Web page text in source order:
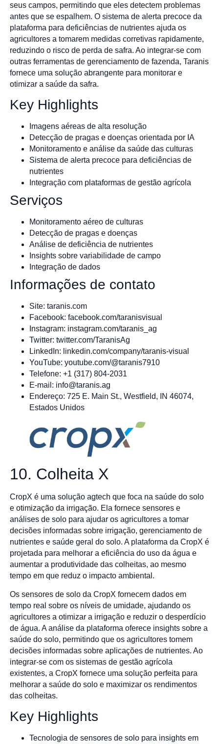
seus campos, permitindo que eles detectem problemas
antes que se espalhem. O sistema de alerta precoce da
plataforma para deficiências de nutrientes ajuda os
agricultores a tomarem medidas corretivas rapidamente,
reduzindo o risco de perda de safra. Ao integrar-se com
outras ferramentas de gerenciamento de fazenda, Taranis
fornece uma solução abrangente para monitorar e
otimizar a saúde da safra.
Key Highlights
Imagens aéreas de alta resolução
Detecção de pragas e doenças orientada por IA
Monitoramento e análise da saúde das culturas
Sistema de alerta precoce para deficiências de
nutrientes
Integração com plataformas de gestão agrícola
Serviços
Monitoramento aéreo de culturas
Detecção de pragas e doenças
Análise de deficiência de nutrientes
Insights sobre variabilidade de campo
Integração de dados
Informações de contato
Site: taranis.com
Facebook: facebook.com/taranisvisual
Instagram: instagram.com/taranis_ag
Twitter: twitter.com/TaranisAg
LinkedIn: linkedin.com/company/taranis-visual
YouTube: youtube.com/@taranis7910
Telefone: +1 (317) 804-2031
E-mail: info@taranis.ag
Endereço: 725 E. Main St., Westfield, IN 46074,
Estados Unidos
10. Colheita X
CropX é uma solução agtech que foca na saúde do solo
e otimização da irrigação. Ela fornece sensores e
análises de solo para ajudar os agricultores a tomar
decisões informadas sobre irrigação, gerenciamento de
nutrientes e saúde geral do solo. A plataforma da CropX é
projetada para melhorar a eficiência do uso da água e
aumentar a produtividade das colheitas, ao mesmo
tempo em que reduz o impacto ambiental.
Os sensores de solo da CropX fornecem dados em
tempo real sobre os níveis de umidade, ajudando os
agricultores a otimizar a irrigação e reduzir o desperdício
de água. A análise da plataforma oferece insights sobre a
saúde do solo, permitindo que os agricultores tomem
decisões informadas sobre aplicações de nutrientes. Ao
integrar-se com os sistemas de gestão agrícola
existentes, a CropX fornece uma solução perfeita para
melhorar a saúde do solo e maximizar os rendimentos
das colheitas.
Key Highlights
Tecnologia de sensores de solo para insights em